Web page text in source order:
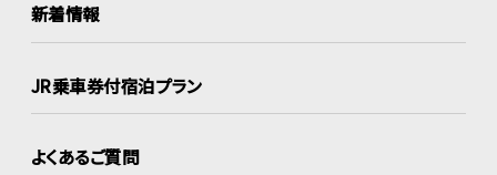
新着情報
JR乗車券付宿泊プラン
よくあるご質問